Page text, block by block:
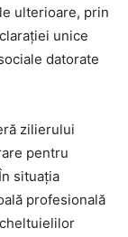
ulterioare, prin
unice
datorate
zilierului
pentru
situaţia
profesională